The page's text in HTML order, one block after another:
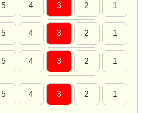
5 4 3 2 1
5 4 3 2 1
5 4 3 2 1
5 4 3 2 1